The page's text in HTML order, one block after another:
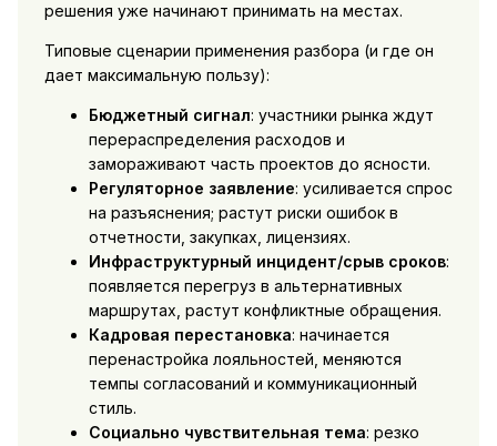
решения уже начинают принимать на местах.
Типовые сценарии применения разбора (и где он
дает максимальную пользу):
Бюджетный сигнал: участники рынка ждут
перераспределения расходов и
замораживают часть проектов до ясности.
Регуляторное заявление: усиливается спрос
на разъяснения; растут риски ошибок в
отчетности, закупках, лицензиях.
Инфраструктурный инцидент/срыв сроков:
появляется перегруз в альтернативных
маршрутах, растут конфликтные обращения.
Кадровая перестановка: начинается
перенастройка лояльностей, меняются
темпы согласований и коммуникационный
стиль.
Социально чувствительная тема: резко